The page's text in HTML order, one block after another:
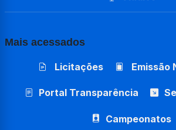
Mais acessados
Licitações Emissão
Portal Transparência
Campeonatos